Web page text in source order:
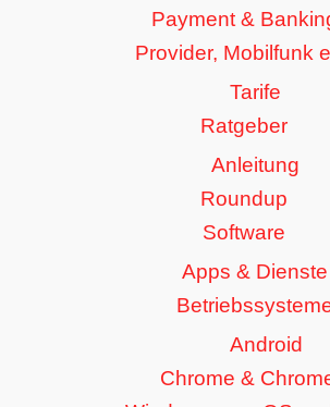
Payment &
Provider, Mobilfunk
Tarife
Ratgeber
Anleitung
Roundup
Software
Apps & Dienste
Android
Chrome &